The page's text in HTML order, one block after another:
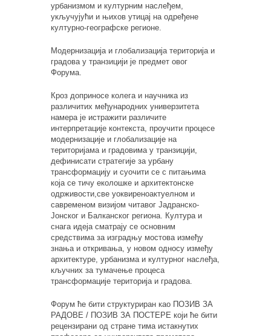
урбанизмом и културним наслеђем,
укључујући и њихов утицај на одређене
културно-географске регионе.
Модернизација и глобализација територија и
градова у транзицији је предмет овог
Форума.
Кроз доприносе колега и научника из
различитих међународних универзитета
намера је истражити различите
интерпретације контекста, проучити процесе
модернизације и глобализације на
територијама и градовима у транзицији,
дефинисати стратегије за урбану
трансформацију и суочити се с питањима
која се тичу еколошке и архитектонске
одрживости све уоквиреноактуелном и
савременом визијом читавог Јадранско-
Јонског и Балканског региона. Култура и
снага идеја сматрају се основним
средствима за изградњу мостова између
знања и откривања, у новом односу између
архитектуре, урбанизма и културног наслеђа,
кључних за тумачење процеса
трансформације територија и градова.
Форум ће бити структуриран као ПОЗИВ ЗА
РАДОВЕ / ПОЗИВ ЗА ПОСТЕРЕ који ће бити
рецензирани од стране тима истакнутих